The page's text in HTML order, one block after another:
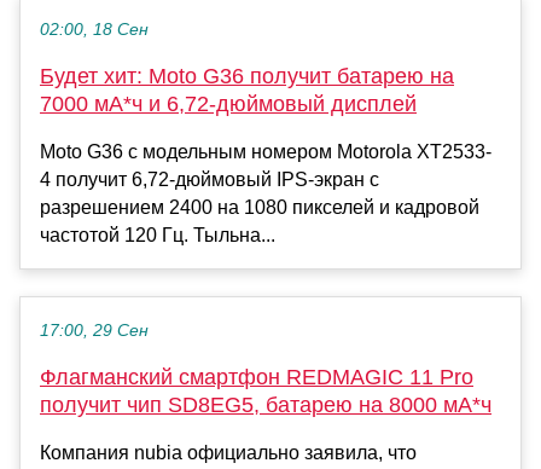
02:00, 18 Сен
Будет хит: Moto G36 получит батарею на
7000 мА*ч и 6,72-дюймовый дисплей
Moto G36 с модельным номером Motorola XT2533-
4 получит 6,72-дюймовый IPS-экран с
разрешением 2400 на 1080 пикселей и кадровой
частотой 120 Гц. Тыльна...
17:00, 29 Сен
Флагманский смартфон REDMAGIC 11 Pro
получит чип SD8EG5, батарею на 8000 мА*ч
Компания nubia официально заявила, что